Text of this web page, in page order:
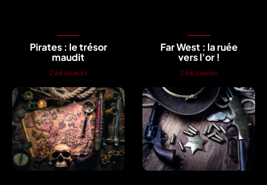
Pirates : le trésor
maudit
2 à 6 Joueurs
Far West : la ruée
vers l'or !
2 à 6 Joueurs